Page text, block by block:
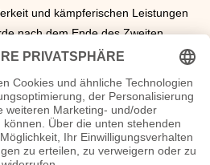
und kämpferischen Leistungen
nach dem Ende des Zweiten
in Abwesenheit wegen
lebenslange Freiheitsstrafe
er allerdings begnadigt und aus der
Wegen Beihilfe zum Totschlag
erhielt er 1957 eine 18monatige